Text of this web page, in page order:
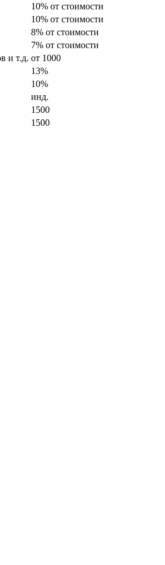
10% от стоимости
10% от стоимости
8% от стоимости
7% от стоимости
и т.д. от 1000
13%
10%
инд.
1500
1500